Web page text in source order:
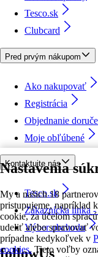
Nastavenia
My a našich 18
pristupujeme, napríklad
cookie, za účelom
udeliť alebo spravovať
prípadne kedykoľvek v
cookies. Tieto voľby
Tesco.sk
Clubcard
Pred prvým nákupom
Ako nakupovať
Registrácia
Objednanie
Moje obľúbené
Kontaktujte nás
Tesco.sk
Zákaznícka linka
Výber obchodu
followUs